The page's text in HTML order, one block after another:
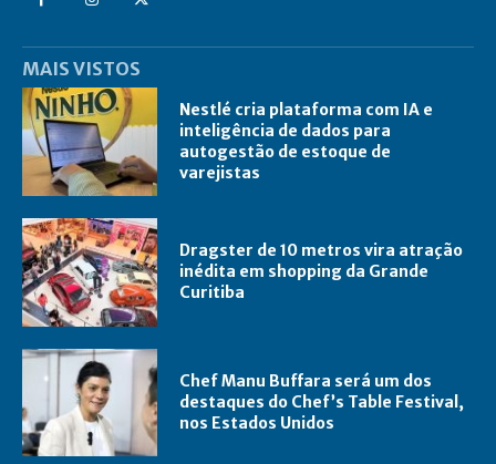
MAIS VISTOS
Nestlé cria plataforma com IA e
inteligência de dados para
autogestão de estoque de
varejistas
Dragster de 10 metros vira atração
inédita em shopping da Grande
Curitiba
Chef Manu Buffara será um dos
destaques do Chef’s Table Festival,
nos Estados Unidos